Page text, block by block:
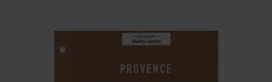
ARTIKELKOD: